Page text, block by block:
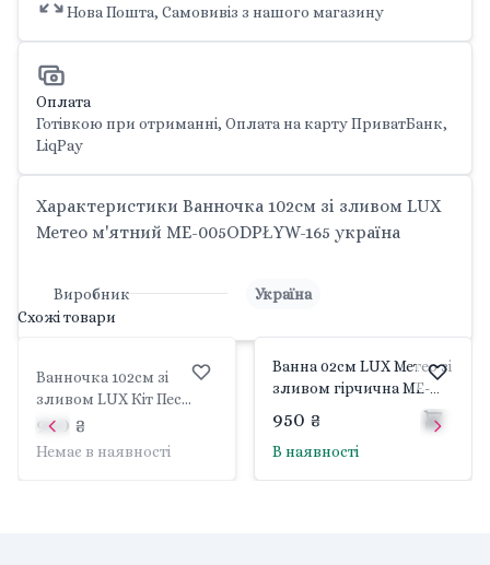
Нова Пошта, Самовивіз з нашого магазину
Оплата
Готівкою при отриманні, Оплата на карту ПриватБанк,
LiqPay
Характеристики Ванночка 102см зі зливом LUX
Метео м'ятний ME-005ODPŁYW-165 україна
Виробник
Україна
Схожі товари
Ванночка 102см зі
зливом LUX Кіт Пес
блакитна PK-
005ODPLYW-101 україна
960 ₴
Немає в наявності
Ванна 02см LUX Метео зі
зливом гірчична ME-
950 ₴
В наявності